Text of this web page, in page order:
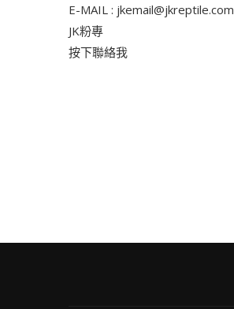
E-MAIL : jkemail@jkreptile.com
JK粉專
按下聯絡我